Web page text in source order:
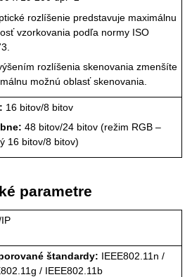
rozlíšenie predstavuje maximálnu
vzorkovania podľa normy ISO
rozlíšenia skenovania zmenšíte
možnú oblasť skenovania.
16 bitov/8 bitov
48 bitov/24 bitov (režim RGB –
16 bitov/8 bitov)
parametre
IP
štandardy: IEEE802.11n /
/ IEEE802.11b